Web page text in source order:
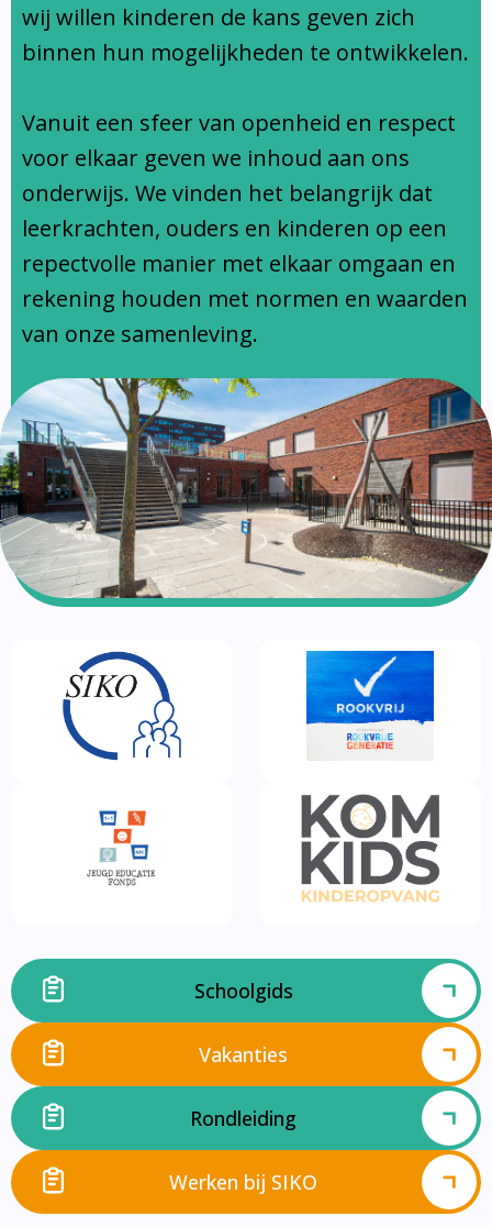
Ondersteuningsprofiel
wij willen kinderen de kans geven zich
binnen hun mogelijkheden te ontwikkelen.
Vanuit een sfeer van openheid en respect
voor elkaar geven we inhoud aan ons
onderwijs. We vinden het belangrijk dat
leerkrachten, ouders en kinderen op een
repectvolle manier met elkaar omgaan en
rekening houden met normen en waarden
van onze samenleving.
Schoolgids
Vakanties
Rondleiding
Werken bij SIKO